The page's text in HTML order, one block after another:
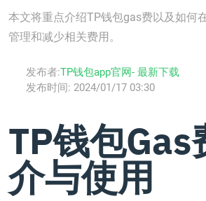
本文将重点介绍TP钱包gas费以及如何
管理和减少相关费用。
发布者:TP钱包app官网- 最新下载
发布时间: 2024/01/17 03:30
TP钱包Gas
介与使用